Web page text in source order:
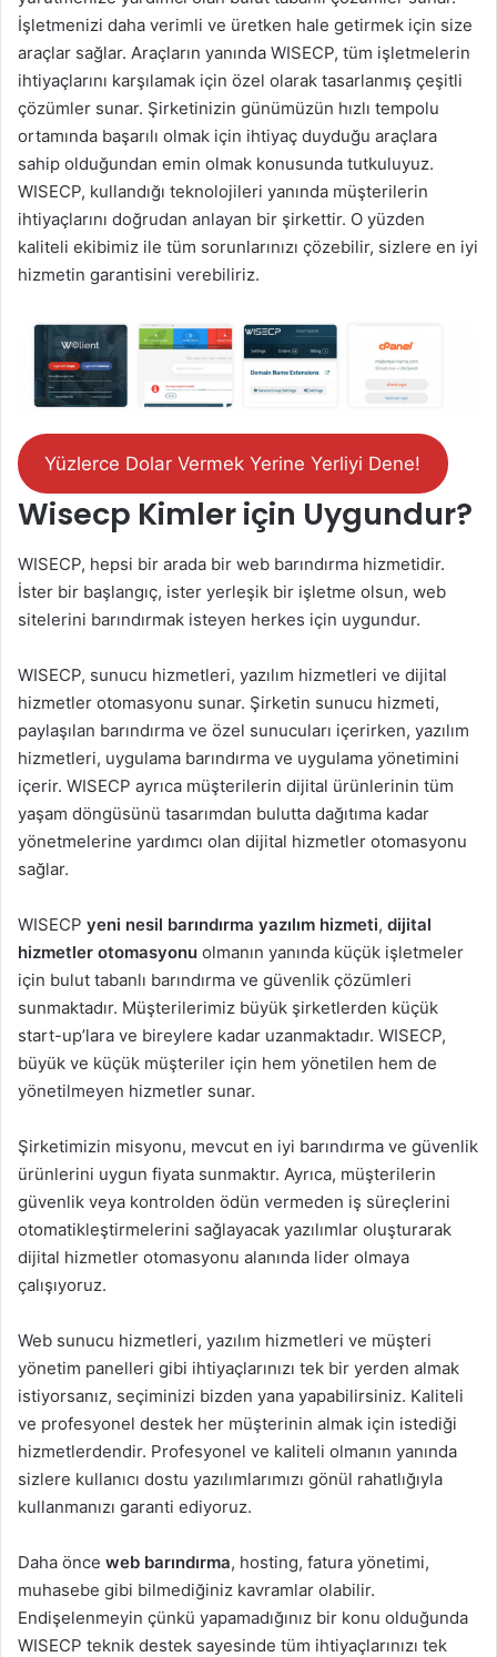
İşletmenizi daha verimli ve üretken hale getirmek için size
araçlar sağlar. Araçların yanında WISECP, tüm işletmelerin
ihtiyaçlarını karşılamak için özel olarak tasarlanmış çeşitli
çözümler sunar. Şirketinizin günümüzün hızlı tempolu
ortamında başarılı olmak için ihtiyaç duyduğu araçlara
sahip olduğundan emin olmak konusunda tutkuluyuz.
WISECP, kullandığı teknolojileri yanında müşterilerin
ihtiyaçlarını doğrudan anlayan bir şirkettir. O yüzden
kaliteli ekibimiz ile tüm sorunlarınızı çözebilir, sizlere en iyi
hizmetin garantisini verebiliriz.
Yüzlerce Dolar Vermek Yerine Yerliyi Dene!
Wisecp Kimler için Uygundur?
WISECP, hepsi bir arada bir web barındırma hizmetidir.
İster bir başlangıç, ister yerleşik bir işletme olsun, web
sitelerini barındırmak isteyen herkes için uygundur.
WISECP, sunucu hizmetleri, yazılım hizmetleri ve dijital
hizmetler otomasyonu sunar. Şirketin sunucu hizmeti,
paylaşılan barındırma ve özel sunucuları içerirken, yazılım
hizmetleri, uygulama barındırma ve uygulama yönetimini
içerir. WISECP ayrıca müşterilerin dijital ürünlerinin tüm
yaşam döngüsünü tasarımdan bulutta dağıtıma kadar
yönetmelerine yardımcı olan dijital hizmetler otomasyonu
sağlar.
WISECP yeni nesil barındırma yazılım hizmeti, dijital
hizmetler otomasyonu olmanın yanında küçük işletmeler
için bulut tabanlı barındırma ve güvenlik çözümleri
sunmaktadır. Müşterilerimiz büyük şirketlerden küçük
start-up’lara ve bireylere kadar uzanmaktadır. WISECP,
büyük ve küçük müşteriler için hem yönetilen hem de
yönetilmeyen hizmetler sunar.
Şirketimizin misyonu, mevcut en iyi barındırma ve güvenlik
ürünlerini uygun fiyata sunmaktır. Ayrıca, müşterilerin
güvenlik veya kontrolden ödün vermeden iş süreçlerini
otomatikleştirmelerini sağlayacak yazılımlar oluşturarak
dijital hizmetler otomasyonu alanında lider olmaya
çalışıyoruz.
Web sunucu hizmetleri, yazılım hizmetleri ve müşteri
yönetim panelleri gibi ihtiyaçlarınızı tek bir yerden almak
istiyorsanız, seçiminizi bizden yana yapabilirsiniz. Kaliteli
ve profesyonel destek her müşterinin almak için istediği
hizmetlerdendir. Profesyonel ve kaliteli olmanın yanında
sizlere kullanıcı dostu yazılımlarımızı gönül rahatlığıyla
kullanmanızı garanti ediyoruz.
Daha önce web barındırma, hosting, fatura yönetimi,
muhasebe gibi bilmediğiniz kavramlar olabilir.
Endişelenmeyin çünkü yapamadığınız bir konu olduğunda
WISECP teknik destek sayesinde tüm ihtiyaçlarınızı tek